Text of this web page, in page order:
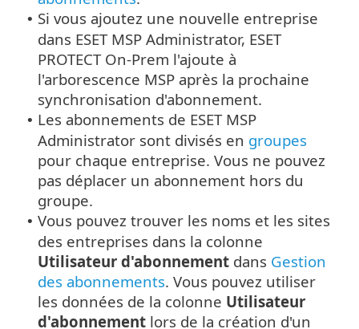
• Si vous ajoutez une nouvelle entreprise
dans ESET MSP Administrator, ESET
PROTECT On-Prem l'ajoute à
l'arborescence MSP après la prochaine
synchronisation d'abonnement.
• Les abonnements de ESET MSP
Administrator sont divisés en groupes
pour chaque entreprise. Vous ne pouvez
pas déplacer un abonnement hors du
groupe.
• Vous pouvez trouver les noms et les sites
des entreprises dans la colonne
Utilisateur d'abonnement dans Gestion
des abonnements. Vous pouvez utiliser
les données de la colonne Utilisateur
d'abonnement lors de la création d'un